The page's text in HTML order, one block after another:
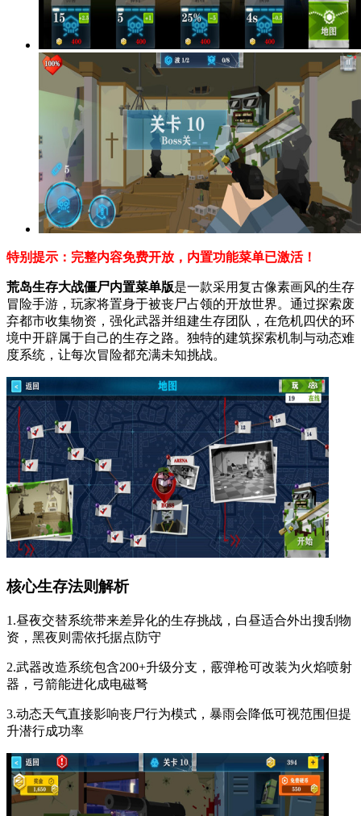
特别提示：完整内容免费开放，内置功能菜单已激活！
荒岛生存大战僵尸内置菜单版是一款采用复古像素画风的生存
冒险手游，玩家将置身于被丧尸占领的开放世界。通过探索废
弃都市收集物资，强化武器并组建生存团队，在危机四伏的环
境中开辟属于自己的生存之路。独特的建筑探索机制与动态难
度系统，让每次冒险都充满未知挑战。
核心生存法则解析
1.昼夜交替系统带来差异化的生存挑战，白昼适合外出搜刮物
资，黑夜则需依托据点防守
2.武器改造系统包含200+升级分支，霰弹枪可改装为火焰喷射
器，弓箭能进化成电磁弩
3.动态天气直接影响丧尸行为模式，暴雨会降低可视范围但提
升潜行成功率